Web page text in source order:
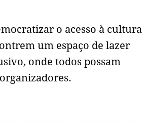
o acesso à cultura
um espaço de lazer
onde todos possam